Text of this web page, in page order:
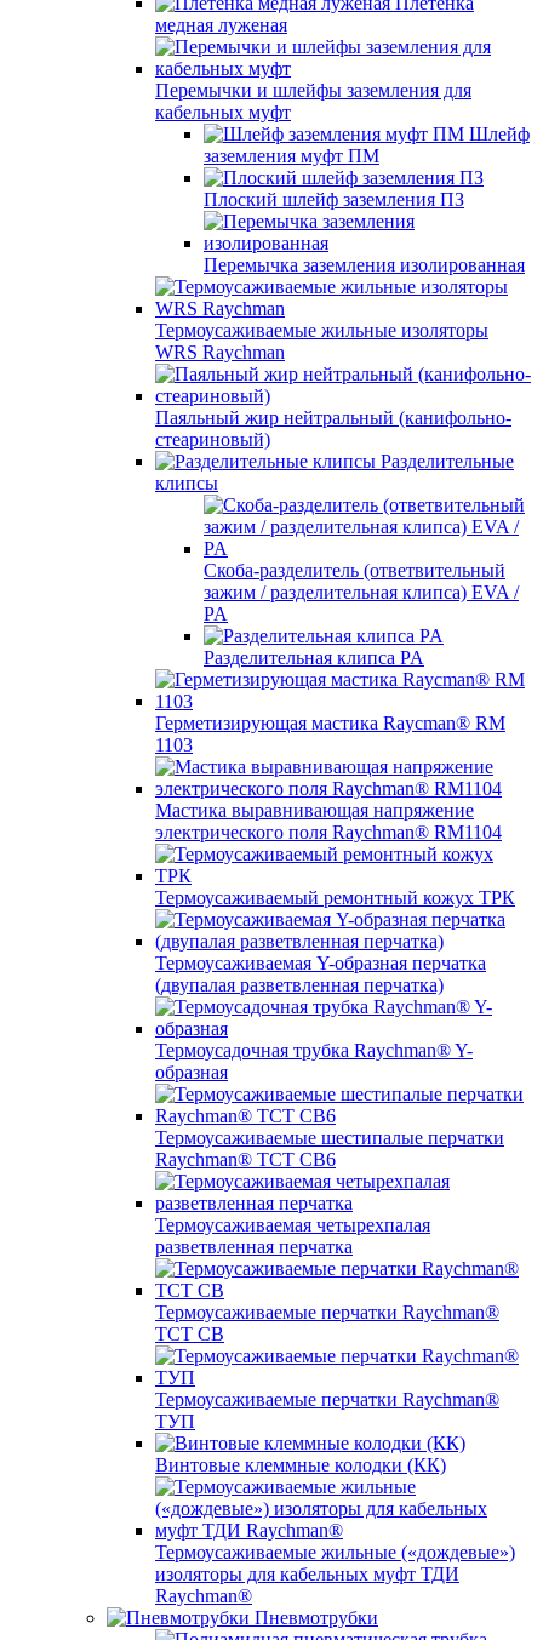
медная луженая
Перемычки и шлейфы заземления для
кабельных муфт
Шлейф
заземления муфт ПМ
Плоский шлейф заземления ПЗ
Перемычка заземления изолированная
Термоусаживаемые жильные изоляторы
WRS Raychman
Паяльный жир нейтральный (канифольно-
стеариновый)
Разделительные
клипсы
Скоба-разделитель (ответвительный
зажим / разделительная клипса) EVA /
PA
Разделительная клипса PA
Герметизирующая мастика Raycman® RM
1103
Мастика выравнивающая напряжение
электрического поля Raychman® RM1104
Термоусаживаемый ремонтный кожух ТРК
Термоусаживаемая Y-образная перчатка
(двупалая разветвленная перчатка)
Термоусадочная трубка Raychman® Y-
образная
Термоусаживаемые шестипалые перчатки
Raychman® ТСТ СВ6
Термоусаживаемая четырехпалая
разветвленная перчатка
Термоусаживаемые перчатки Raychman®
TCT CB
Термоусаживаемые перчатки Raychman®
ТУП
Винтовые клеммные колодки (КК)
Термоусаживаемые жильные («дождевые»)
изоляторы для кабельных муфт ТДИ
Raychman®
Пневмотрубки